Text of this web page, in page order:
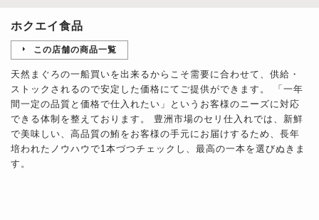
ホクエイ食品
この店舗の商品一覧
天然まぐろの一船買いを出来るからこそ需要に合わせて、供給・
ストックされるので安定した価格にてご提供ができます。 「一年
間一定の品質と価格で仕入れたい」というお客様のニーズに対応
できる体制を整えております。 豊洲市場のセリ仕入れでは、新鮮
で美味しい、高品質の鮪をお客様の手元にお届けするため、長年
培われたノウハウで1本づつチェックし、最高の一本を選びぬきま
す。